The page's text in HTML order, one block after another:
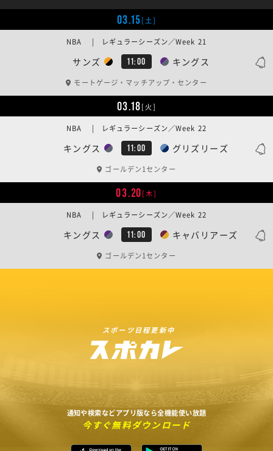
03.15[土]
サンズ 11:00 キングス
NBA | レギュラーシーズン／Week 21
モートゲージ・マッチアップ・センター
03.18[火]
キングス 11:00 グリズリーズ
NBA | レギュラーシーズン／Week 22
ゴールデン1センター
03.20[木]
キングス 11:00 キャバリアーズ
NBA | レギュラーシーズン／Week 22
ゴールデン1センター
スポーツ日程更新中
通知や検索などアプリ版なら全機能使い放題
今すぐ無料ダウンロード